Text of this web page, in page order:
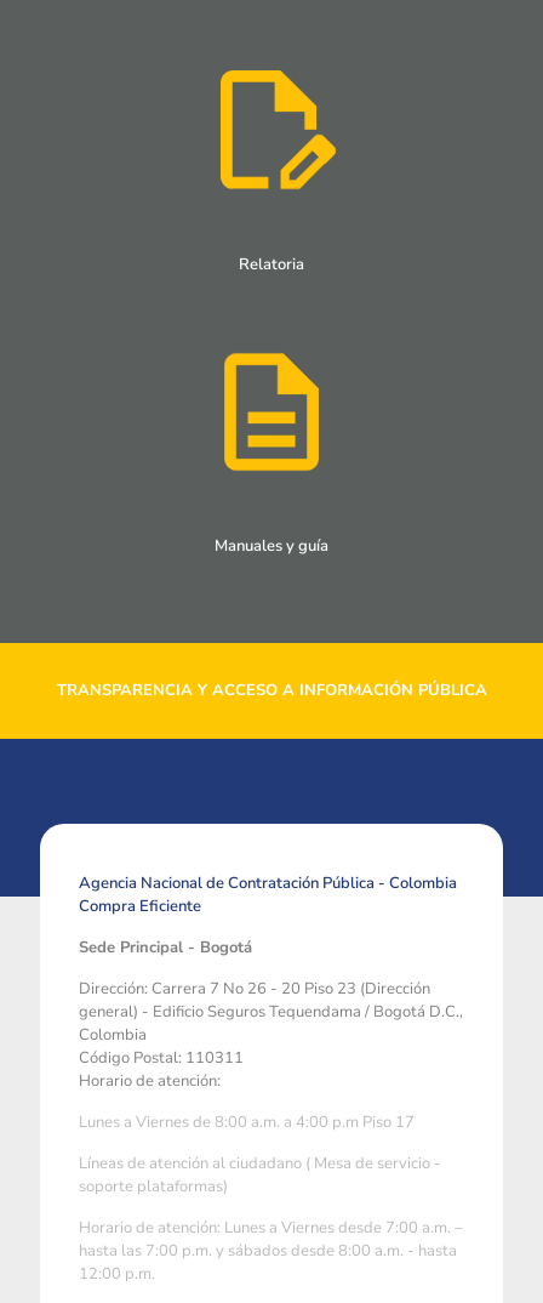
Relatoria
Manuales y guía
TRANSPARENCIA Y ACCESO A INFORMACIÓN PÚBLICA
Agencia Nacional de Contratación Pública - Colombia
Compra Eficiente
Sede Principal - Bogotá
Dirección: Carrera 7 No 26 - 20 Piso 23 (Dirección
general) - Edificio Seguros Tequendama / Bogotá D.C.,
Colombia
Código Postal: 110311
Horario de atención:
Lunes a Viernes de 8:00 a.m. a 4:00 p.m Piso 17
Líneas de atención al ciudadano ( Mesa de servicio -
soporte plataformas)
Horario de atención: Lunes a Viernes desde 7:00 a.m. –
hasta las 7:00 p.m. y sábados desde 8:00 a.m. - hasta
12:00 p.m.